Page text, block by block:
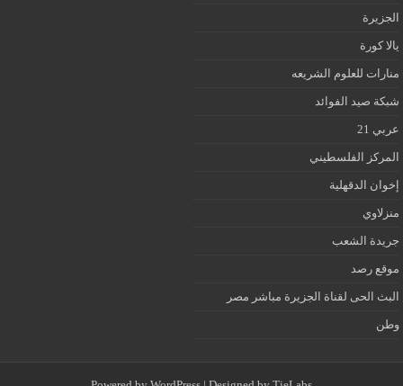
الجزيرة
يالا كورة
منارات للعلوم الشريعه
شبكة صيد الفوائد
عربي 21
المركز الفلسطيني
إخوان الدقهلية
منزلاوي
جريدة الشعب
موقع رصد
البث الحى لقناة الجزيرة مباشر مصر
وطن